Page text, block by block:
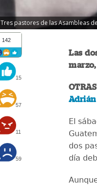
Tres pastores de las Asambleas
142
15
57
11
59
Las
Adrián
El
dos
día